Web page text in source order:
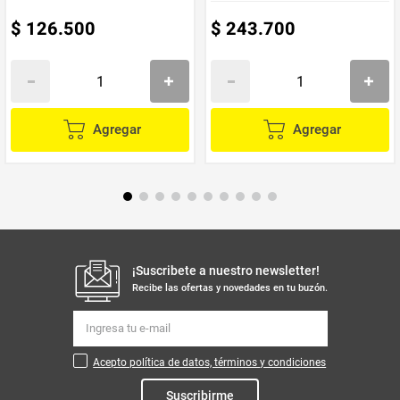
$ 126.500
Agregar
$ 243.700
Agregar
¡Suscribete a nuestro newsletter!
Recibe las ofertas y novedades en tu buzón.
Acepto política de datos, términos y condiciones
Suscribirme